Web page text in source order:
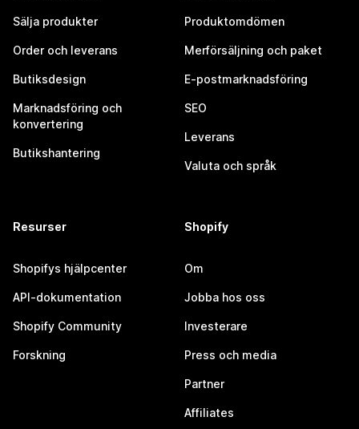
Sälja produkter
Order och leverans
Butiksdesign
Marknadsföring och
konvertering
Butikshantering
Produktomdömen
Merförsäljning och paket
E-postmarknadsföring
SEO
Leverans
Valuta och språk
Resurser
Shopifys hjälpcenter
API-dokumentation
Shopify Community
Forskning
Shopify
Om
Jobba hos oss
Investerare
Press och media
Partner
Affiliates